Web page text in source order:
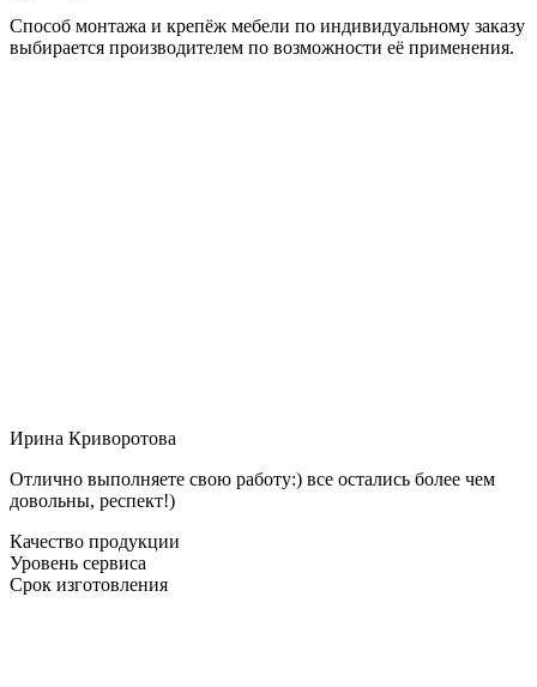
Способ монтажа и крепёж мебели по индивидуальному заказу
выбирается производителем по возможности её применения.
Ирина Криворотова
Отлично выполняете свою работу:) все остались более чем
довольны, респект!)
Качество продукции
Уровень сервиса
Срок изготовления